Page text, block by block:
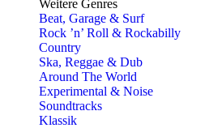
Weitere Genres
Beat, Garage & Surf
Rock ’n’ Roll & Rockabilly
Country
Ska, Reggae & Dub
Around The World
Experimental & Noise
Soundtracks
Klassik